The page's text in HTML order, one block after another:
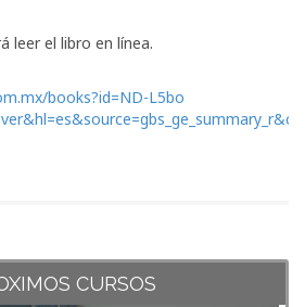
leer el libro en línea.
books?id=ND-L5bo
CURSOS